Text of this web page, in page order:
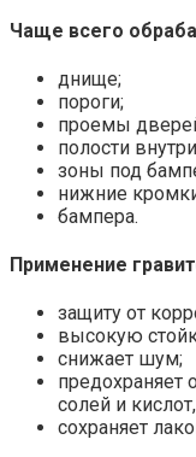
Чаще всего
днище;
пороги;
проемы
полости
зоны под
нижние
бампера.
Применение
защиту от
высокую
снижает шум;
предохраняет
солей и кислот,
сохраняет